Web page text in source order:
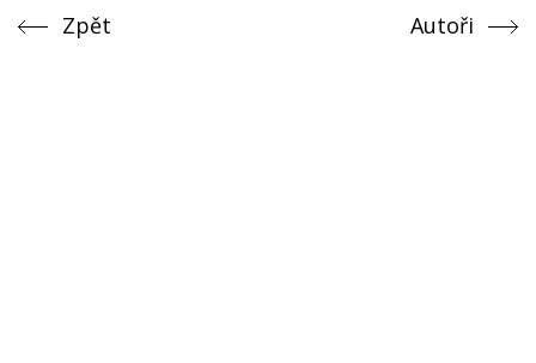
Zpět Autoři